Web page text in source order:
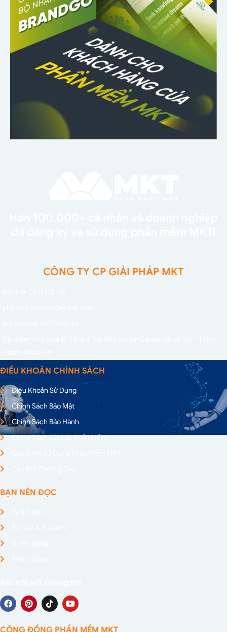
CÔNG TY CP GIẢI PHÁP MKT
ĐIỀU KHOẢN CHÍNH SÁCH
Điều Khoản Sử Dụng
Chính Sách Bảo Mật
Chính Sách Bảo Hành
Chính Sách Cài Đặt Phần Mềm
BẠN NÊN ĐỌC